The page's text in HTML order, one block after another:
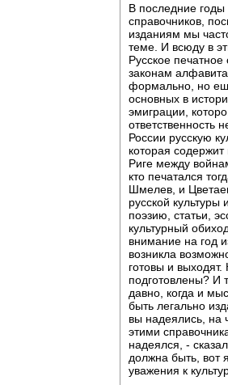
В последние годы
справочников,
изданиям мы
теме. И всюду в
Русское
законам
формально, но
основных в
эмиграции,
ответственность
России русскую
которая
Риге между
кто печатался
Шмелев, и
русской
поэзию, статьи,
культурный
внимание на год
возникла
готовы и
подготовлены? И
давно, когда и
быть легально
вы надеялись, на
этими
надеялся, -
должна быть, вот
уважения к